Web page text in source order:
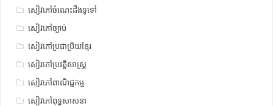
សៀវភៅចំណេះដឹងទូទៅ
សៀវភៅច្បាប់
សៀវភៅប្រជាប្រិយខ្មែរ
សៀវភៅប្រវត្តិសាស្រ្ត
សៀវភៅពាណិជ្ជកម្ម
សៀវភៅពុទ្ធសាសនា